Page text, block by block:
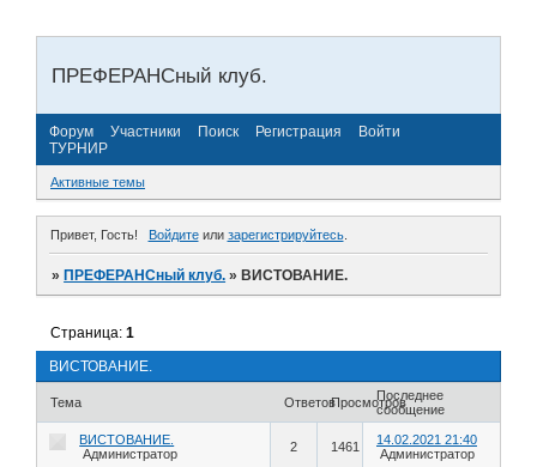
ПРЕФЕРАНСный клуб.
Форум Участники Поиск Регистрация
Войти
ТУРНИР
Активные темы
Привет, Гость! Войдитеили зарегистрируйтесь.
»ПРЕФЕРАНСный клуб. »ВИСТОВАНИЕ.
ВИСТОВАНИЕ.
Страница:1
Тема ОтветовПросмотровПоследнее
сообщение
ВИСТОВАНИЕ.
Администратор
2 1461
14.02.2021 21:40
Администратор